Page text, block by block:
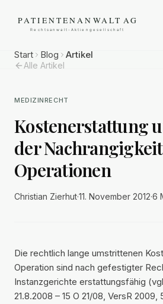
Start Blog Artikel
Alle Artikel
MEDIZINRECHT
Kostenerstattung
der
Operationen
Christian Zierhut·11. November 2012·6
Die rechtlich lange umstrittenen
Operation sind nach gefestigter
Instanzgerichte erstattungsfähig
21.8.2008 – 15 O 21/08, VersR